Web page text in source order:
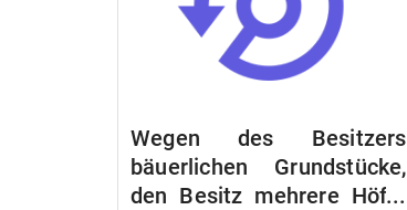
Wegen des Besitzers
bäuerlichen Grundstücke,
den Besitz mehrere Höfe.